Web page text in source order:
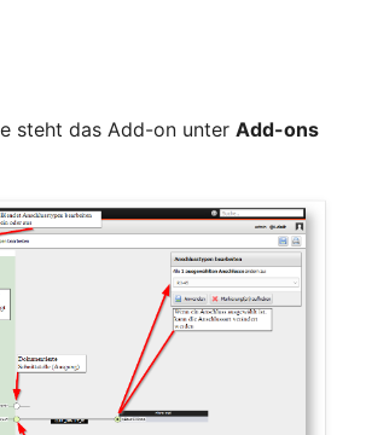
steht das Add-on unterAdd-ons